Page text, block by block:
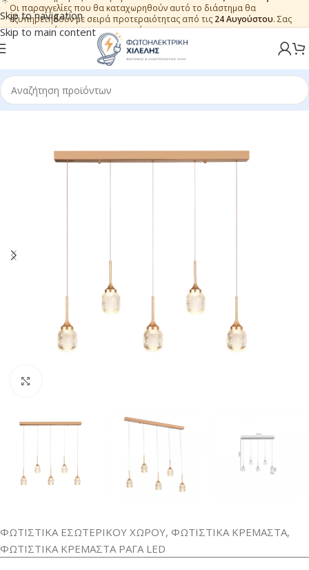
Skip to navigation
Skip to main content
Οι παραγγελίες που θα καταχωρηθούν αυτό το διάστημα θα
εξυπηρετηθούν με σειρά προτεραιότητας από τις 24 Αυγούστου. Σας
ευχαριστούμε για την εμπιστοσύνη.
ΦΩΤΙΣΤΙΚΑ ΕΣΩΤΕΡΙΚΟΥ ΧΩΡΟΥ, ΦΩΤΙΣΤΙΚΑ ΚΡΕΜΑΣΤΑ,
ΦΩΤΙΣΤΙΚΑ ΚΡΕΜΑΣΤΑ ΡΑΓΑ LED